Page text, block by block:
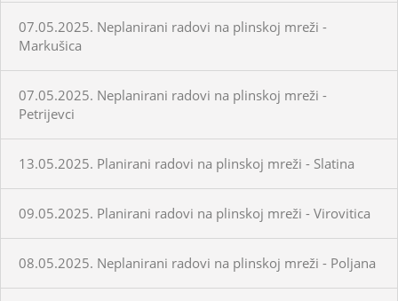
07.05.2025. Neplanirani radovi na plinskoj mreži -
Markušica
07.05.2025. Neplanirani radovi na plinskoj mreži -
Petrijevci
13.05.2025. Planirani radovi na plinskoj mreži - Slatina
09.05.2025. Planirani radovi na plinskoj mreži - Virovitica
08.05.2025. Neplanirani radovi na plinskoj mreži - Poljana